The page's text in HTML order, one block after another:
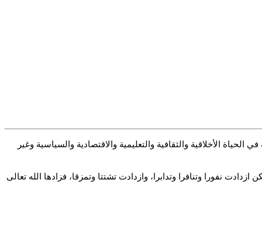
الأخلاقية والثقافية والتعليمية والاقتصادية والسياسية وغير
نفورا وتنافرا وتدابرا، وازدادت تشتتا وتمزقا، فزادها الله تعالى